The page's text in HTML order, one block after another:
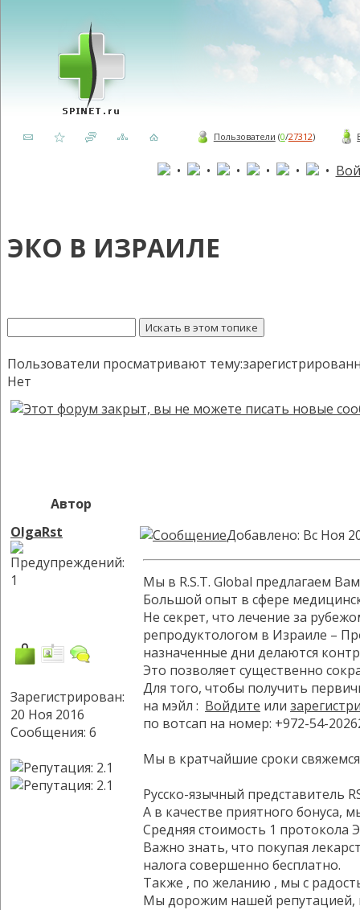
Пользователи (0/27312)
• • • • • •
ЭКО В ИЗРАИЛЕ
Пользователи просматривают
Нет
Автор
OlgaRst
Зарегистрирован:
20 Ноя 2016
Сообщения: 6
Добавлено: Вс Ноя
Мы в R.S.T. Global предлагаем
Большой опыт в сфере
Не секрет, что лечение за
репродуктологом в Израиле –
назначенные дни делаются
Это позволяет существенно
Для того, чтобы получить
на мэйл : Войдите или
по вотсап на номер: +972-54-
Мы в кратчайшие сроки
Русско-язычный представитель
А в качестве приятного бонуса,
Средняя стоимость 1 протокола
Важно знать, что покупая
налога совершенно бесплатно.
Также , по желанию , мы с
Мы дорожим нашей репутацией,